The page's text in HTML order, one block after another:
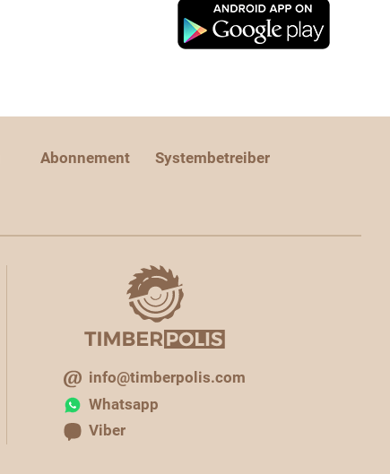
Abonnement Systembetreiber
info@timberpolis.com
Whatsapp
Viber